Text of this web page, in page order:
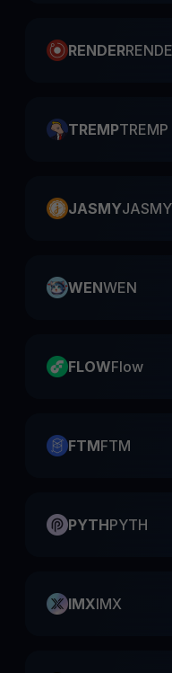
RENDER
TREMPTREMP
JASMYJASMY
WENWEN
FLOWFlow
FTMFTM
PYTHPYTH
IMXIMX